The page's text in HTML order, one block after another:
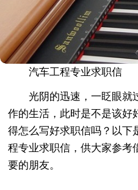
汽车工程专业求职信
光阴的迅速，一眨眼就
作的生活，此时是不是该好
得怎么写好求职信吗？以下
程专业求职信，供大家参考
要的朋友。